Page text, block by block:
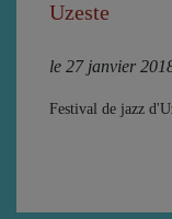
Uzeste
le 27 janvier
Festival de jazz